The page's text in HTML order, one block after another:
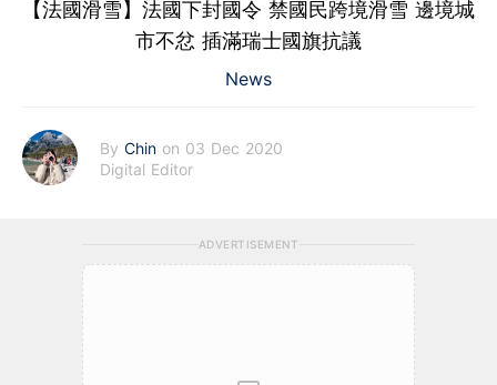
【法國滑雪】法國下封國令 禁國民跨境滑雪 邊境城
市不忿 插滿瑞士國旗抗議
News
By Chin on 03 Dec 2020
Digital Editor
ADVERTISEMENT